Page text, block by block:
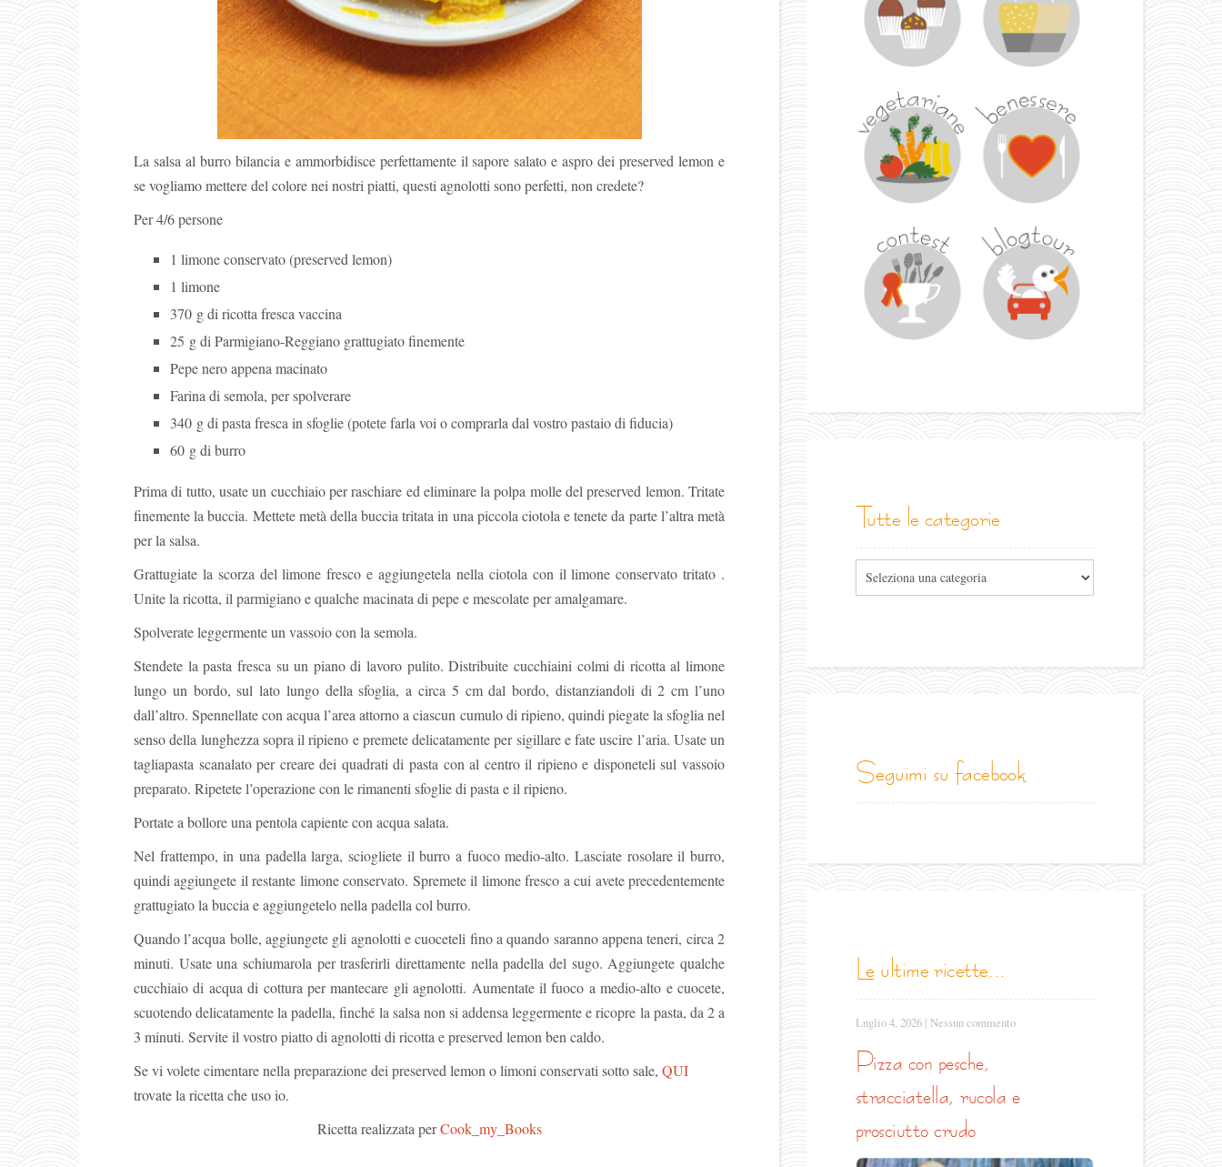
La salsa al burro bilancia e ammorbidisce perfettamente il sapore salato e aspro dei preserved lemon e
se vogliamo mettere del colore nei nostri piatti, questi agnolotti sono perfetti, non credete?
Per 4/6 persone
1 limone conservato (preserved lemon)
1 limone
370 g di ricotta fresca vaccina
25 g di Parmigiano-Reggiano grattugiato finemente
Pepe nero appena macinato
Farina di semola, per spolverare
340 g di pasta fresca in sfoglie (potete farla voi o comprarla dal vostro pastaio di fiducia)
60 g di burro
Prima di tutto, usate un cucchiaio per raschiare ed eliminare la polpa molle del preserved lemon. Tritate
finemente la buccia. Mettete metà della buccia tritata in una piccola ciotola e tenete da parte l’altra metà
per la salsa.
Grattugiate la scorza del limone fresco e aggiungetela nella ciotola con il limone conservato tritato .
Unite la ricotta, il parmigiano e qualche macinata di pepe e mescolate per amalgamare.
Spolverate leggermente un vassoio con la semola.
Stendete la pasta fresca su un piano di lavoro pulito. Distribuite cucchiaini colmi di ricotta al limone
lungo un bordo, sul lato lungo della sfoglia, a circa 5 cm dal bordo, distanziandoli di 2 cm l’uno
dall’altro. Spennellate con acqua l’area attorno a ciascun cumulo di ripieno, quindi piegate la sfoglia nel
senso della lunghezza sopra il ripieno e premete delicatamente per sigillare e fate uscire l’aria. Usate un
tagliapasta scanalato per creare dei quadrati di pasta con al centro il ripieno e disponeteli sul vassoio
preparato. Ripetete l’operazione con le rimanenti sfoglie di pasta e il ripieno.
Portate a bollore una pentola capiente con acqua salata.
Nel frattempo, in una padella larga, sciogliete il burro a fuoco medio-alto. Lasciate rosolare il burro,
quindi aggiungete il restante limone conservato. Spremete il limone fresco a cui avete precedentemente
grattugiato la buccia e aggiungetelo nella padella col burro.
Quando l’acqua bolle, aggiungete gli agnolotti e cuoceteli fino a quando saranno appena teneri, circa 2
minuti. Usate una schiumarola per trasferirli direttamente nella padella del sugo. Aggiungete qualche
cucchiaio di acqua di cottura per mantecare gli agnolotti. Aumentate il fuoco a medio-alto e cuocete,
scuotendo delicatamente la padella, finché la salsa non si addensa leggermente e ricopre la pasta, da 2 a
3 minuti. Servite il vostro piatto di agnolotti di ricotta e preserved lemon ben caldo.
Se vi volete cimentare nella preparazione dei preserved lemon o limoni conservati sotto sale, QUI
trovate la ricetta che uso io.
Ricetta realizzata perCook_my_Books
tutte le categorie
seguimi su facebook
le ultime ricette...
Luglio 4, 2026 | Nessun commento
pizza con pesche,
stracciatella, rucola e
prosciutto crudo